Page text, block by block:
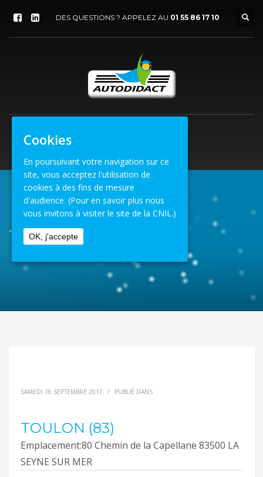
DES QUESTIONS ? APPELEZ AU 01 55 86 17 10
ACCUEIL VENUE TOULON (83)
TOULON (83)
SAMEDI 16 SEPTEMBRE 2017 / PUBLIÉ DANS
TOULON (83)
Emplacement:80 Chemin de la Capellane 83500 LA
SEYNE SUR MER
Cookies
En poursuivant votre navigation sur ce
site, vous acceptez l'utilisation de
cookies à des fins de mesure
d'audience. (Pour en savoir plus nous
vous invitons à visiter le site de la CNIL.)
OK, j'accepte